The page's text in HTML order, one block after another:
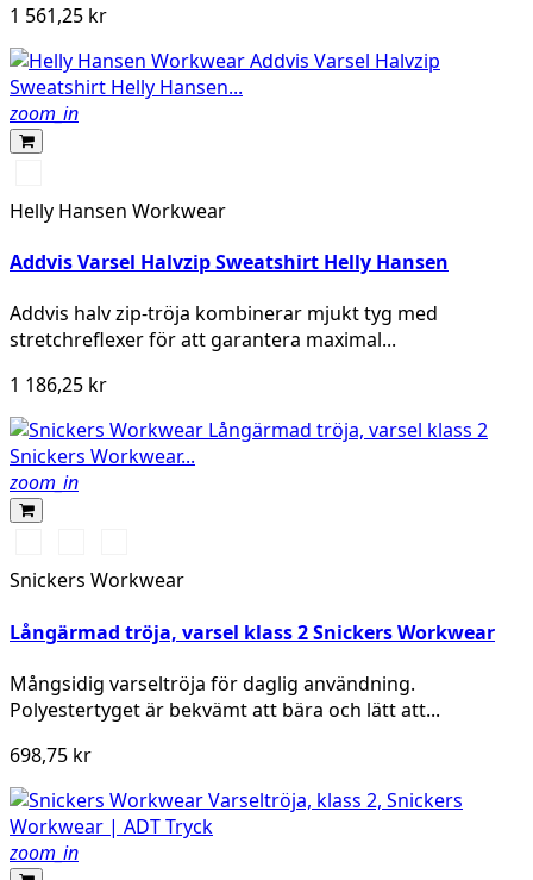
1 561,25 kr
zoom_in
YELLOW
Helly Hansen Workwear
Addvis Varsel Halvzip Sweatshirt Helly Hansen
Addvis halv zip-tröja kombinerar mjukt tyg med
stretchreflexer för att garantera maximal...
1 186,25 kr
zoom_in
vis
yellow\Black
orange\Black
vis
yellow/Navy
Snickers Workwear
Långärmad tröja, varsel klass 2 Snickers Workwear
Mångsidig varseltröja för daglig användning.
Polyestertyget är bekvämt att bära och lätt att...
698,75 kr
zoom_in